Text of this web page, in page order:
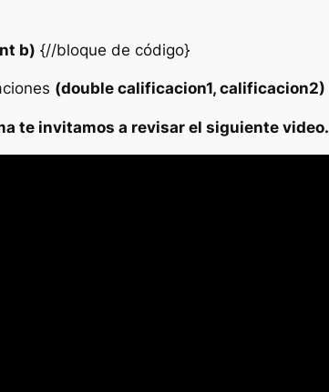
b) {//bloque de código}
(double calificacion1, calificacion2)
te invitamos a revisar el siguiente video.